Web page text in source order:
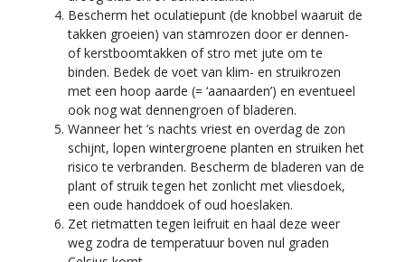
Bescherm het oculatiepunt (de knobbel waaruit de
takken groeien) van stamrozen door er dennen-
of kerstboomtakken of stro met jute om te
binden. Bedek de voet van klim- en struikrozen
met een hoop aarde (= ‘aanaarden’) en eventueel
ook nog wat dennengroen of bladeren.
Wanneer het ’s nachts vriest en overdag de zon
schijnt, lopen wintergroene planten en struiken het
risico te verbranden. Bescherm de bladeren van de
plant of struik tegen het zonlicht met vliesdoek,
een oude handdoek of oud hoeslaken.
Zet rietmatten tegen leifruit en haal deze weer
weg zodra de temperatuur boven nul graden